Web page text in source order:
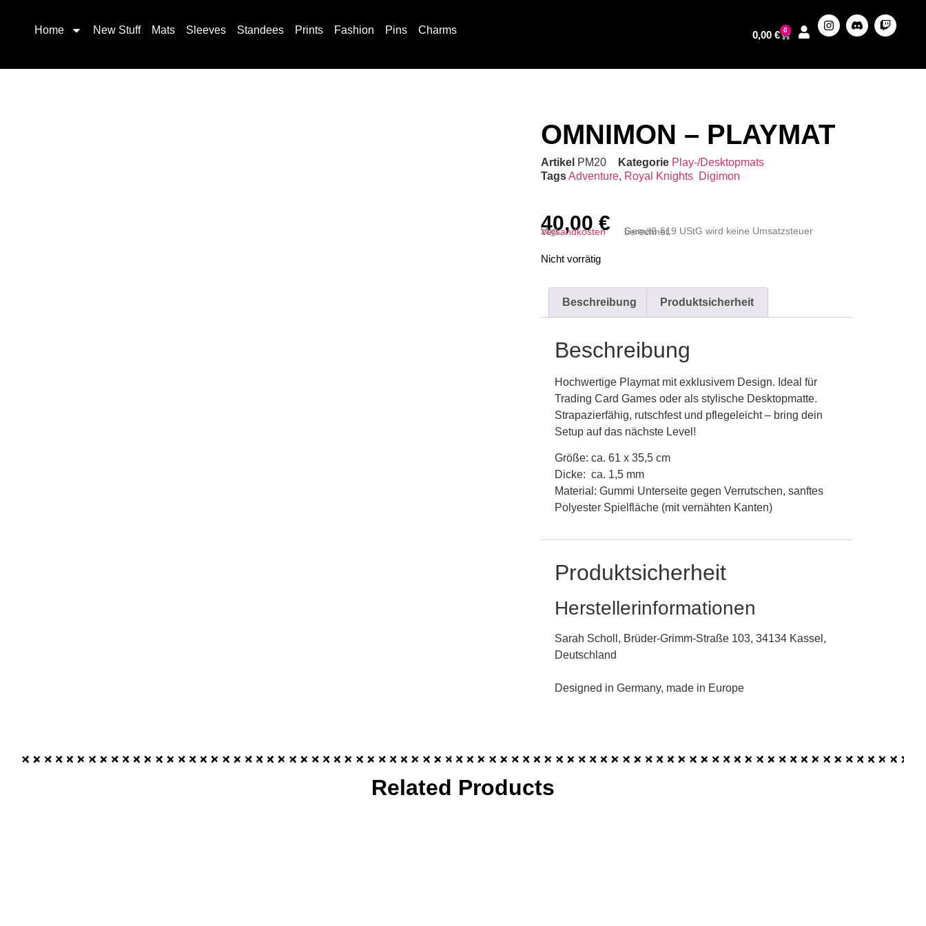
Home New Stuff Mats Sleeves Standees Prints Fashion Pins Charms 0,00 € 0
OMNIMON – PLAYMAT
Artikel PM20 Kategorie Play-/Desktopmats
TagsAdventure, Royal Knights Digimon
40,00 €
zzgl.
Versandkosten Gemäß §19 UStG wird keine Umsatzsteuer berechnet.
Nicht vorrätig
Beschreibung Produktsicherheit
Beschreibung
Hochwertige Playmat mit exklusivem Design. Ideal für
Trading Card Games oder als stylische Desktopmatte.
Strapazierfähig, rutschfest und pflegeleicht – bring dein
Setup auf das nächste Level!
Größe: ca. 61 x 35,5 cm
Dicke: ca. 1,5 mm
Material: Gummi Unterseite gegen Verrutschen, sanftes
Polyester Spielfläche (mit vernähten Kanten)
Produktsicherheit
Herstellerinformationen
Sarah Scholl, Brüder-Grimm-Straße 103, 34134 Kassel,
Deutschland
Designed in Germany, made in Europe
Related Products